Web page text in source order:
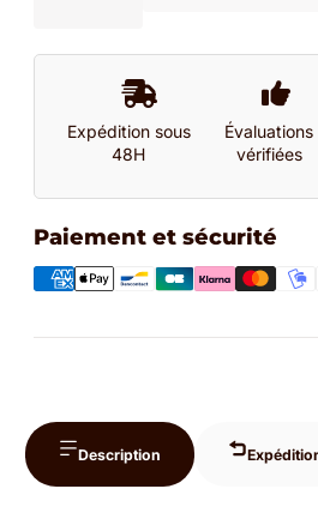
Expédition sous
48H
Évaluations
vérifiées
Paiement et sécurité
Description